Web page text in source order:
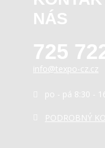
NÁS
725
info@texpo-cz.cz
po - pá 8:30 -
PODROBNÝ